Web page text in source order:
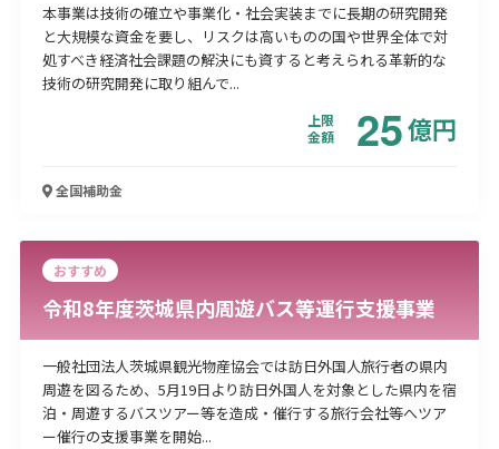
本事業は技術の確立や事業化・社会実装までに長期の研究開発
と大規模な資金を要し、リスクは高いものの国や世界全体で対
処すべき経済社会課題の解決にも資すると考えられる革新的な
技術の研究開発に取り組んで...
上限
金額
25億円
全国補助金
おすすめ
令和8年度茨城県内周遊バス等運行支援事業
一般社団法人茨城県観光物産協会では訪日外国人旅行者の県内
周遊を図るため、5月19日より訪日外国人を対象とした県内を宿
泊・周遊するバスツアー等を造成・催行する旅行会社等へツア
ー催行の支援事業を開始...